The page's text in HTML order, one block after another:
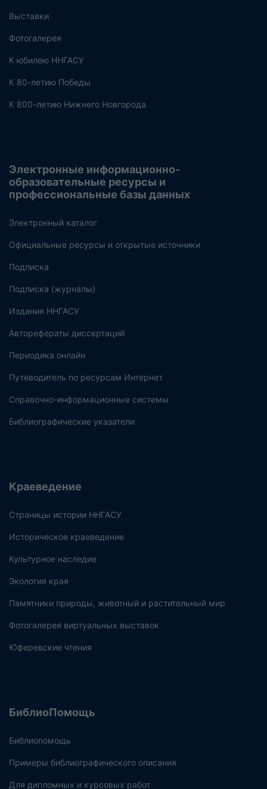
Выставки
Фотогалерея
К юбилею ННГАСУ
К 80-летию Победы
К 800-летию Нижнего Новгорода
Электронные информационно-
образовательные ресурсы и
профессиональные базы данных
Электронный каталог
Официальные ресурсы и открытые источники
Подписка
Подписка (журналы)
Издания ННГАСУ
Авторефераты диссертаций
Периодика онлайн
Путеводитель по ресурсам Интернет
Справочно-информационные системы
Библиографические указатели
Краеведение
Страницы истории ННГАСУ
Историческое краеведение
Культурное наследие
Экология края
Памятники природы, животный и растительный мир
Фотогалерея виртуальных выставок
Юферевские чтения
БиблиоПомощь
Библиопомощь
Примеры библиографического описания
Для дипломных и курсовых работ